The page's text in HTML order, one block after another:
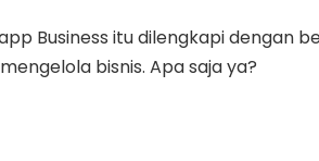
Business itu dilengkapi dengan
bisnis. Apa saja ya?